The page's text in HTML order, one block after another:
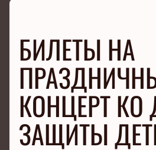
БИЛЕТЫ НА
КОНЦЕРТ
ЗАЩИТЫ